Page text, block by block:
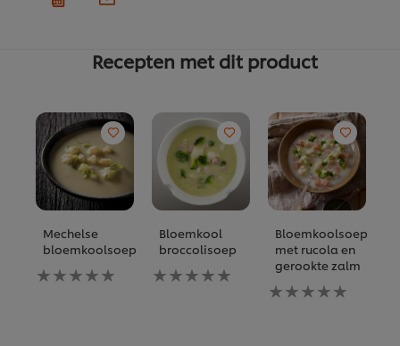
Recepten met dit product
Mechelse
bloemkoolsoep
Geen
beoordelingen
Bloemkool
broccolisoep
Geen
beoordelingen
Bloemkoolsoep
met rucola en
gerookte zalm
Geen
beoordelingen